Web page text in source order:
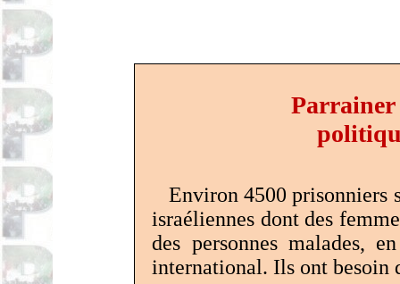
Parrainer
Environ4500 prisonniers
israéliennes dont des
des personnesmalades,
international. Ils ont besoin